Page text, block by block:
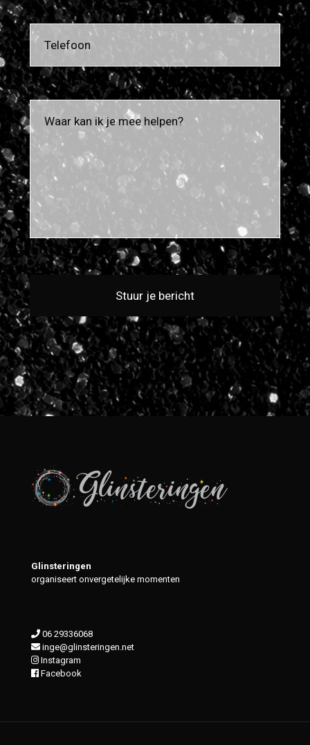
Glinsteringen
organiseert onvergetelijke momenten
06 29336068
inge@glinsteringen.net
Instagram
Facebook